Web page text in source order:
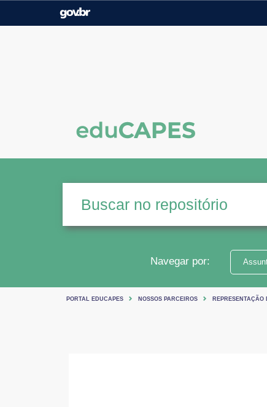
Institucional
Navegar por:
PORTAL EDUCAPES NOSSOS PARCEIROS